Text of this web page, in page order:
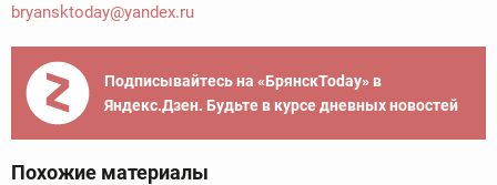
bryansktoday@yandex.ru
Подписывайтесь на «БрянскToday» в
Яндекс.Дзен. Будьте в курсе дневных новостей
Похожие материалы